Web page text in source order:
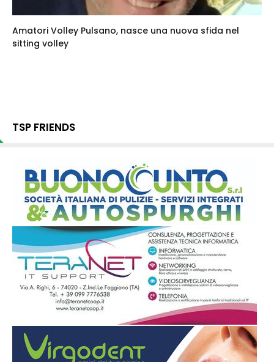
Amatori Volley Pulsano, nasce una nuova sfida nel
sitting volley
TSP FRIENDS